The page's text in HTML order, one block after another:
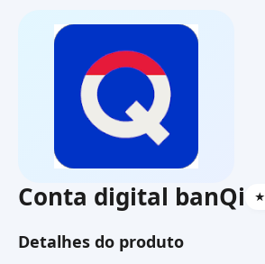
Conta digital banQi ★
Detalhes do produto